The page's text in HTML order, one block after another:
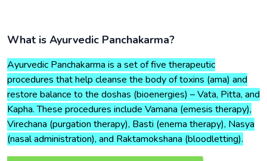
What is Ayurvedic Panchakarma?
Ayurvedic Panchakarma is a set of five therapeutic
procedures that help cleanse the body of toxins (ama) and
restore balance to the doshas (bioenergies) – Vata, Pitta, and
Kapha. These procedures include Vamana (emesis therapy),
Virechana (purgation therapy), Basti (enema therapy), Nasya
(nasal administration), and Raktamokshana (bloodletting).